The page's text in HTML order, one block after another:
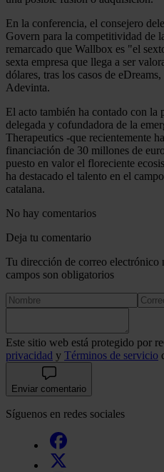
de cookies.
Las cookies de este sitio
el contenido y los anuncios,
sociales y analizar el tráfico.
información sobre el uso que
nuestros partners de redes
web, quienes pueden
que les haya proporcionado
partir del uso que haya
En la conferencia, el consejero
Govern para la competitividad de
remarcado que Wallbox es "el
sexta empresa que llega a ser
dólares, tras los casos de
Adevinta.
El acto también ha contado con la
delegada y cofundadora de la
Therapeutics -que recientemente
financiación de 30 millones de
puesto en valor el floreciente
ha destacado el talento en el
catalana.
No hay comentarios
Deja tu comentario
Tu dirección de correo electrónico
campos son obligatorios
Este sitio web está protegido por
privacidad y Términos de servicio
Enviar comentario
Síguenos en redes sociales